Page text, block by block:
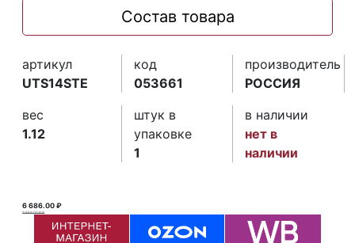
Состав товара
артикул
UTS14STE
код
053661
производитель
РОССИЯ
вес
1.12
штук в
упаковке
1
в наличии
нет в
наличии
6 686.00 ₽
9 889.00 ₽ ₽